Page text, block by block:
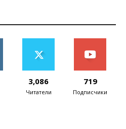
3,086
Читатели
719
Подписчики